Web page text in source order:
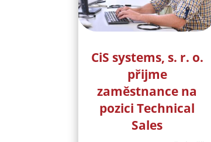
CiS systems, s. r. o.
přijme
zaměstnance na
pozici Technical
Sales